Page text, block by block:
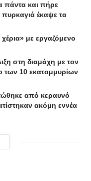
πάντα και πήρε
πυρκαγιά έκαψε τα
με εργαζόμενο
στη διαμάχη με τον
των 10 εκατομμυρίων
από κεραυνό
ακόμη εννέα